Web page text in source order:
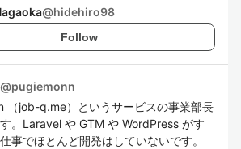
@hidehiro98
Follow
@pugiemonn
（job-q.me）というサービスの事業部長
。Laravel や GTM や WordPress がす
事でほとんど開発はしていないです。